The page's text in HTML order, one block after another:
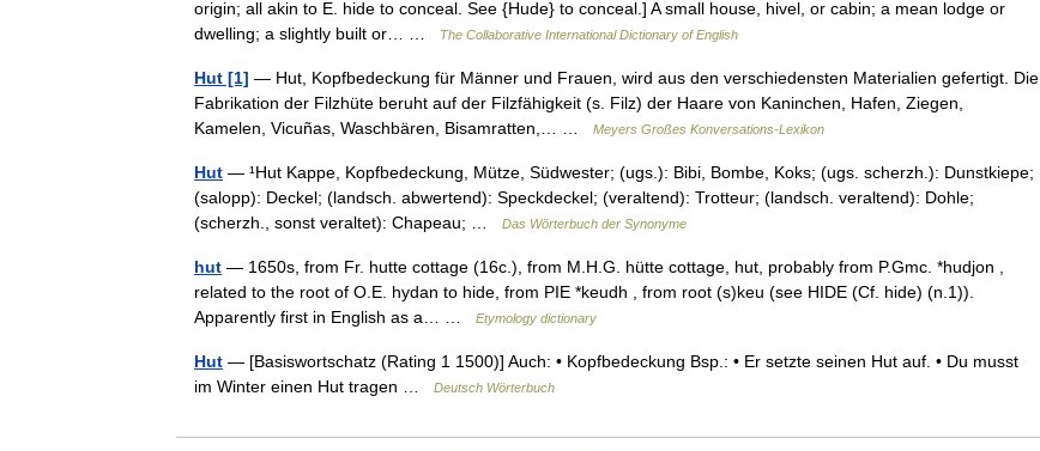
origin; all akin to E. hide to conceal. See {Hude} to conceal.] A small house, hivel, or cabin; a mean lodge or
dwelling; a slightly built or… …
The Collaborative International Dictionary of English
Hut [1] — Hut, Kopfbedeckung für Männer und Frauen, wird aus den verschiedensten Materialien gefertigt. Die
Fabrikation der Filzhüte beruht auf der Filzfähigkeit (s. Filz) der Haare von Kaninchen, Hafen, Ziegen,
Kamelen, Vicuñas, Waschbären, Bisamratten,… …
Meyers Großes Konversations-Lexikon
Hut — ¹Hut Kappe, Kopfbedeckung, Mütze, Südwester; (ugs.): Bibi, Bombe, Koks; (ugs. scherzh.): Dunstkiepe;
(salopp): Deckel; (landsch. abwertend): Speckdeckel; (veraltend): Trotteur; (landsch. veraltend): Dohle;
(scherzh., sonst veraltet): Chapeau; …
Das Wörterbuch der Synonyme
hut — 1650s, from Fr. hutte cottage (16c.), from M.H.G. hütte cottage, hut, probably from P.Gmc. *hudjon ,
related to the root of O.E. hydan to hide, from PIE *keudh , from root (s)keu (see HIDE (Cf. hide) (n.1)).
Apparently first in English as a… …
Etymology dictionary
Hut — [Basiswortschatz (Rating 1 1500)] Auch: • Kopfbedeckung Bsp.: • Er setzte seinen Hut auf. • Du musst
im Winter einen Hut tragen …
Deutsch Wörterbuch